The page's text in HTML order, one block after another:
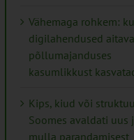
Vähemaga rohkem:
digilahendused
põllumajanduses
kasumlikkust
Kips, kiud või
Soomes avaldati uus
mulla parandamisest